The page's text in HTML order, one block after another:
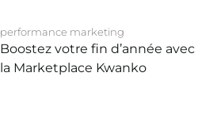
performance marketing
Boostez votre fin d’année avec
la Marketplace Kwanko